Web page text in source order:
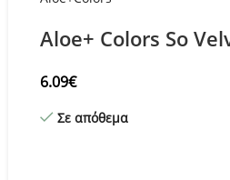
Aloe+ Colors So
6.09€
Σε απόθεμα